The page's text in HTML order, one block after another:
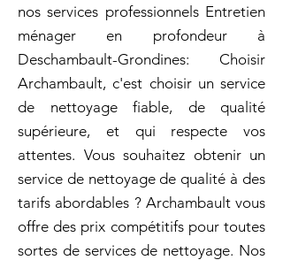
nos services professionnels Entretien
ménager en profondeur à
Deschambault-Grondines: Choisir
Archambault, c'est choisir un service
de nettoyage fiable, de qualité
supérieure, et qui respecte vos
attentes. Vous souhaitez obtenir un
service de nettoyage de qualité à des
tarifs abordables ? Archambault vous
offre des prix compétitifs pour toutes
sortes de services de nettoyage. Nos